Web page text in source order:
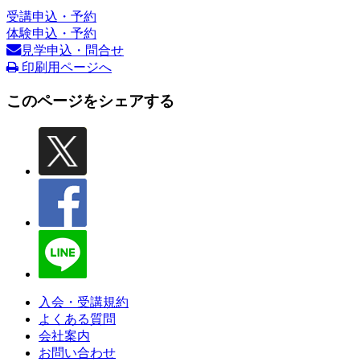
受講申込・予約
体験申込・予約
見学申込・問合せ
印刷用ページへ
このページをシェアする
入会・受講規約
よくある質問
会社案内
お問い合わせ